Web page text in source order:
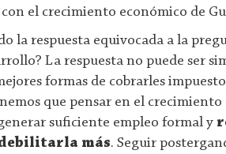
el crecimiento económico de
la respuesta equivocada a la
La respuesta no puede ser
formas de cobrarles
que pensar en el crecimiento
suficiente empleo formal y
más. Seguir